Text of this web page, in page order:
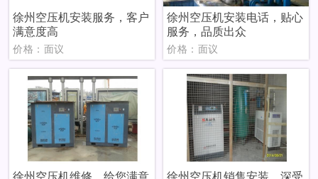
徐州空压机安装服务，客户
满意度高
价格：面议
徐州空压机安装电话，贴心
服务，品质出众
价格：面议